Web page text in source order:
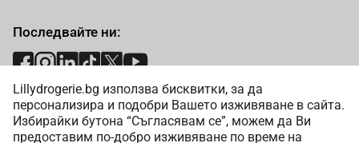
Lillydrogerie.bg използва бисквитки, за да
персонализира и подобри Вашето изживяване в сайта.
Избирайки бутона “Съгласявам се”, можем да Ви
предоставим по-добро изживяване по време на
Последвайте ни:
Начини на плащане: